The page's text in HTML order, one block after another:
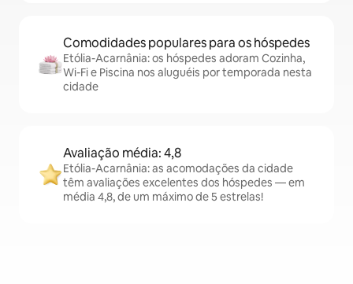
Comodidades populares para os hóspedes
Etólia-Acarnânia: os hóspedes adoram Cozinha,
Wi-Fi e Piscina nos aluguéis por temporada nesta
cidade
Avaliação média: 4,8
Etólia-Acarnânia: as acomodações da cidade
têm avaliações excelentes dos hóspedes — em
média 4,8, de um máximo de 5 estrelas!